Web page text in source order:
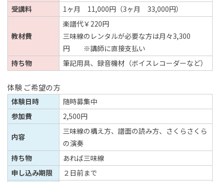
受講料
1ヶ月 11,000円（3ヶ月 33,000円）
教材費
楽譜代￥220円
三味線のレンタルが必要な方は月々3,300
円 ※講師に直接支払い
持ち物
筆記用具、録音機材（ボイスレコーダーなど）
体験 ご希望の方
体験日時
随時募集中
参加費
2,500円
内容
三味線の構え方、譜面の読み方、さくらさくら
の演奏
持ち物
あれば三味線
申し込み期限
２日前まで